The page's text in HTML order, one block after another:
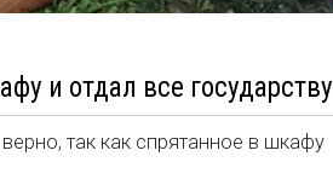
и отдал все государству
так как спрятанное в шкафу